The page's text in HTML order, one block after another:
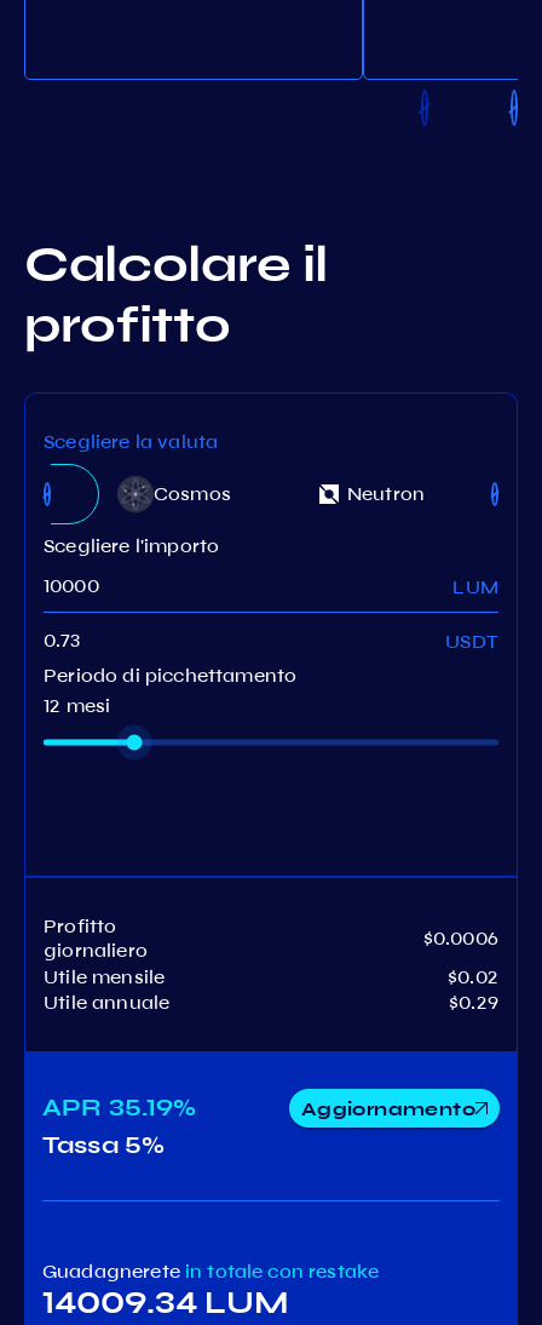
Calcolare il
profitto
Scegliere la valuta
Cosmos Neutron
Scegliere l'importo
LUM
USDT
Periodo di picchettamento
12 mesi
Profitto
giornaliero
$0.0006
Utile mensile
$0.02
Utile annuale
$0.29
APR 35.19% Aggiornamento
Tassa5%
Guadagnerete in totale con restake
14009.34 LUM